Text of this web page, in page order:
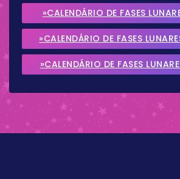
»CALENDÁRIO DE FASES
2026
»CALENDÁRIO DE FASES
2026
»CALENDÁRIO DE FASES